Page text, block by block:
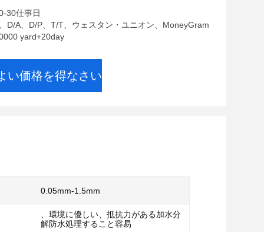
30仕事日
D/A、D/P、T/T、ウェスタン・ユニオン、MoneyGram
yard+20day
い価格を得なさい
0.05mm-1.5mm
、環境に優しい、抵抗力がある加水分
解防水処理すること容易